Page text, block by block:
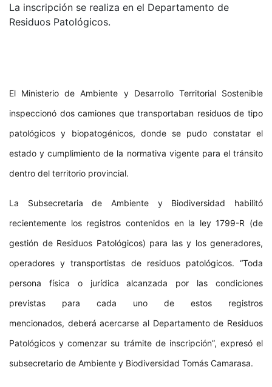
La inscripción se realiza en el Departamento de
Residuos Patológicos.
El Ministerio de Ambiente y Desarrollo Territorial Sostenible
inspeccionó dos camiones que transportaban residuos de tipo
patológicos y biopatogénicos, donde se pudo constatar el
estado y cumplimiento de la normativa vigente para el tránsito
dentro del territorio provincial.
La Subsecretaria de Ambiente y Biodiversidad habilitó
recientemente los registros contenidos en la ley 1799-R (de
gestión de Residuos Patológicos) para las y los generadores,
operadores y transportistas de residuos patológicos. “Toda
persona física o jurídica alcanzada por las condiciones
previstas para cada uno de estos registros
mencionados, deberá acercarse al Departamento de Residuos
Patológicos y comenzar su trámite de inscripción”, expresó el
subsecretario de Ambiente y Biodiversidad Tomás Camarasa.